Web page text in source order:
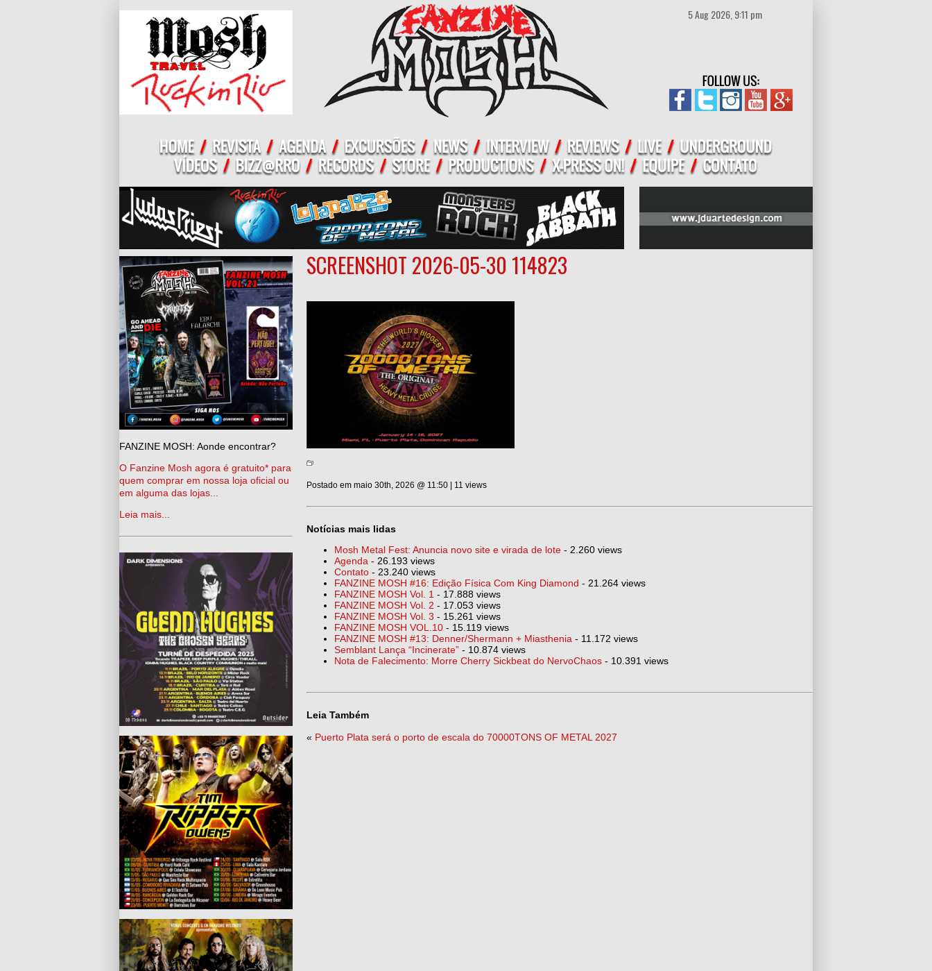
5 Aug 2026, 9:11 pm
FANZINE MOSH: Aonde encontrar?
O Fanzine Mosh agora é gratuito* para
quem comprar em nossa loja oficial ou
em alguma das lojas...
Leia mais...
SCREENSHOT 2026-05-30 114823
Postado em maio 30th, 2026 @ 11:50 | 11 views
Notícias mais lidas
Mosh Metal Fest: Anuncia novo site e virada de lote - 2.260 views
Agenda - 26.193 views
Contato - 23.240 views
FANZINE MOSH #16: Edição Física Com King Diamond - 21.264 views
FANZINE MOSH Vol. 1 - 17.888 views
FANZINE MOSH Vol. 2 - 17.053 views
FANZINE MOSH Vol. 3 - 15.261 views
FANZINE MOSH VOL.10 - 15.119 views
FANZINE MOSH #13: Denner/Shermann + Miasthenia - 11.172 views
Semblant Lança “Incinerate” - 10.874 views
Nota de Falecimento: Morre Cherry Sickbeat do NervoChaos - 10.391 views
Leia Também
« Puerto Plata será o porto de escala do 70000TONS OF METAL 2027